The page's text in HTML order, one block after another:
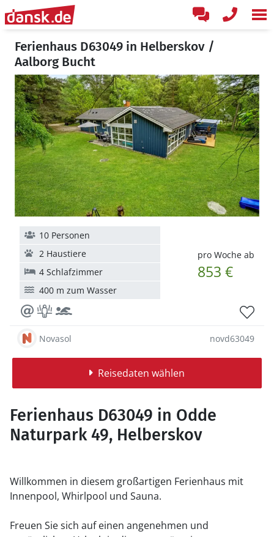
Ferienhaus D63049 in Helberskov /
Aalborg Bucht
pro Woche ab
853 €
10 Personen
2 Haustiere
4 Schlafzimmer
400 m zum Wasser
Novasol novd63049
Reisedaten wählen
Ferienhaus D63049 in Odde
Naturpark 49, Helberskov
Willkommen in diesem großartigen Ferienhaus mit
Innenpool, Whirlpool und Sauna.
Freuen Sie sich auf einen angenehmen und